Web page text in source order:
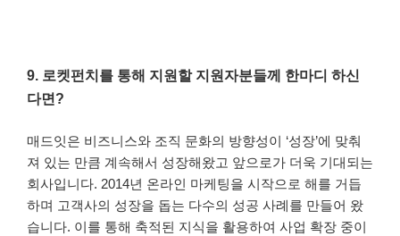
9. 로켓펀치를 통해 지원할 지원자분들께 한마디 하신
다면?
매드잇은 비즈니스와 조직 문화의 방향성이 ‘성장’에 맞춰
져 있는 만큼 계속해서 성장해왔고 앞으로가 더욱 기대되는
회사입니다. 2014년 온라인 마케팅을 시작으로 해를 거듭
하며 고객사의 성장을 돕는 다수의 성공 사례를 만들어 왔
습니다. 이를 통해 축적된 지식을 활용하여 사업 확장 중이